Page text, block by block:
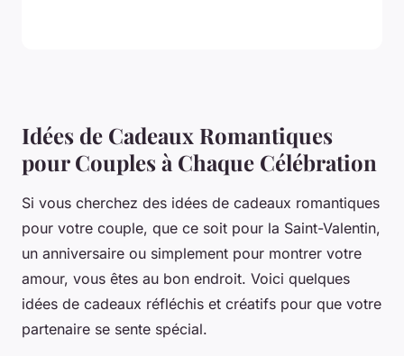
Idées de Cadeaux Romantiques
pour Couples à Chaque Célébration
Si vous cherchez des idées de cadeaux romantiques
pour votre couple, que ce soit pour la Saint-Valentin,
un anniversaire ou simplement pour montrer votre
amour, vous êtes au bon endroit. Voici quelques
idées de cadeaux réfléchis et créatifs pour que votre
partenaire se sente spécial.